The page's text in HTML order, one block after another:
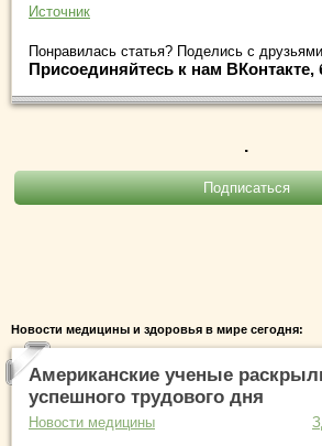
Источник
Понравилась статья? Поделись с
Присоединяйтесь к нам
.
Новости медицины и здоровья в мире сегодня:
Американские ученые
успешного трудового дня
Новости медицины